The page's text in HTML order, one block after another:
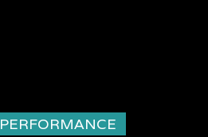
PERFORMANCE